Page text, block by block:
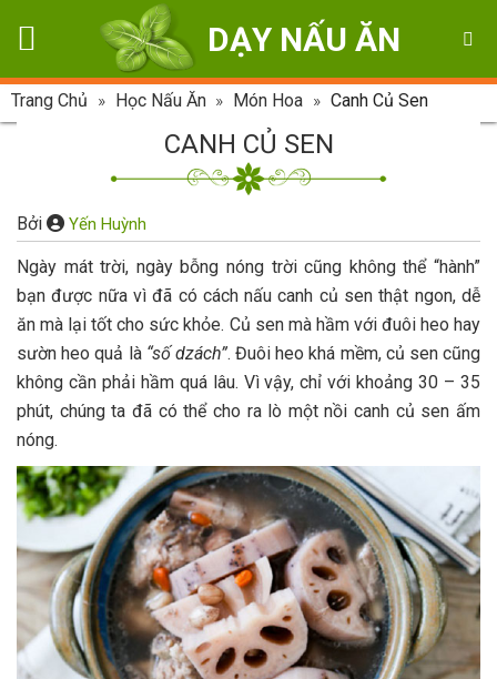
DẠY NẤU ĂN
Trang Chủ » Học Nấu Ăn » Món Hoa » Canh Củ Sen
CANH CỦ SEN
Bởi Yến Huỳnh
Ngày mát trời, ngày bỗng nóng trời cũng không thể “hành”
bạn được nữa vì đã có cách nấu canh củ sen thật ngon, dễ
ăn mà lại tốt cho sức khỏe. Củ sen mà hầm với đuôi heo hay
sườn heo quả là “số dzách”. Đuôi heo khá mềm, củ sen cũng
không cần phải hầm quá lâu. Vì vậy, chỉ với khoảng 30 – 35
phút, chúng ta đã có thể cho ra lò một nồi canh củ sen ấm
nóng.